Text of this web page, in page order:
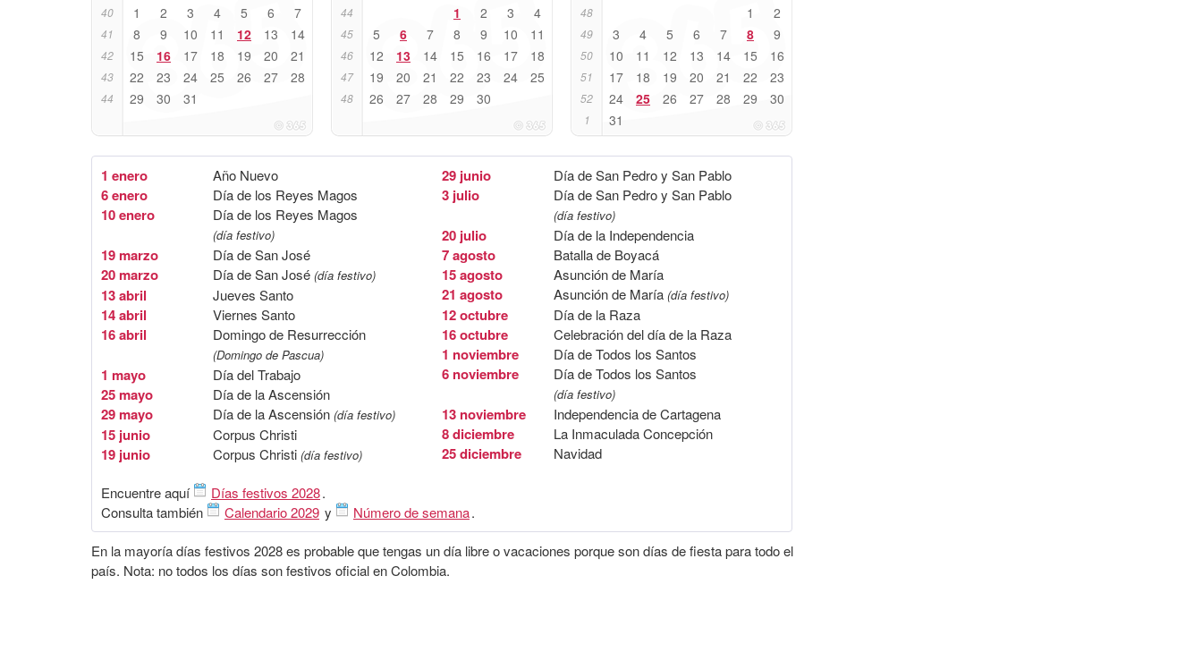
40 1 2 3 4 5 6 7
41 8 9 10 11 12 13 14
42 15 16 17 18 19 20 21
43 22 23 24 25 26 27 28
44 29 30 31
44 1 2 3 4
45 5 6 7 8 9 10 11
46 12 13 14 15 16 17 18
47 19 20 21 22 23 24 25
48 26 27 28 29 30
48 1 2
49 3 4 5 6 7 8 9
50 10 11 12 13 14 15 16
51 17 18 19 20 21 22 23
52 24 25 26 27 28 29 30
1 31
1 enero Año Nuevo
6 enero Día de los Reyes Magos
10 enero Día de los Reyes Magos
(día festivo)
19 marzo Día de San José
20 marzo Día de San José (día festivo)
13 abril Jueves Santo
14 abril Viernes Santo
16 abril Domingo de Resurrección
(Domingo de Pascua)
1 mayo Día del Trabajo
25 mayo Día de la Ascensión
29 mayo Día de la Ascensión (día festivo)
15 junio Corpus Christi
19 junio Corpus Christi (día festivo)
29 junio Día de San Pedro y San Pablo
3 julio Día de San Pedro y San Pablo
(día festivo)
20 julio Día de la Independencia
7 agosto Batalla de Boyacá
15 agosto Asunción de María
21 agosto Asunción de María (día festivo)
12 octubre Día de la Raza
16 octubre Celebración del día de la Raza
1 noviembre Día de Todos los Santos
6 noviembre Día de Todos los Santos
(día festivo)
13 noviembre Independencia de Cartagena
8 diciembre La Inmaculada Concepción
25 diciembre Navidad
Encuentre aquí Días festivos 2028.
Consulta también
Calendario 2029 y Número de semana.
En la mayoría días festivos 2028 es probable que tengas un día libre o vacaciones porque son días de fiesta para todo el
país. Nota: no todos los días son festivos oficial en Colombia.